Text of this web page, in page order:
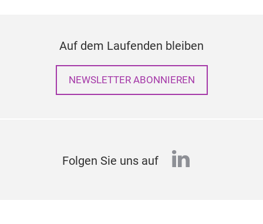
Auf dem Laufenden bleiben
NEWSLETTER ABONNIEREN
Folgen Sie uns auf linkedin